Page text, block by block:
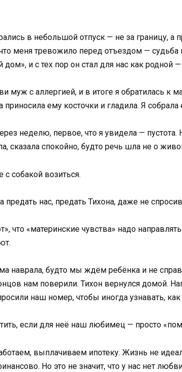
в небольшой отпуск — не за границу, а
меня тревожило перед отъездом —
и с тех пор он стал для нас как
муж с аллергией, и в итоге я обратилась к
ему косточки и гладила. Я
неделю, первое, что я увидела — пустота.
сказала спокойно, будто речь шла не о
собакой возиться.
нас, предать Тихона, даже не
что «материнские чувства» надо
наврала, будто мы ждём ребёнка и не
нам поверили. Тихон вернулся домой.
наш номер, чтобы иногда узнавать, как
если для неё наш любимец — просто
выплачиваем ипотеку. Жизнь не
Но это не значит, что у нас нет